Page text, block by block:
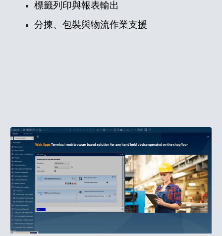
標籤列印與報表輸出
分揀、包裝與物流作業支援